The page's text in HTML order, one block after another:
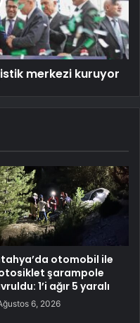
merkezi kuruyor
otomobil ile
şarampole
1’i ağır 5 yaralı
6, 2026